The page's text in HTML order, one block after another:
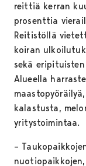
reittiä kerran
prosenttia
Reitistöllä
koiran
sekä
Alueella
kalastusta,
yritystoimintaa.
–